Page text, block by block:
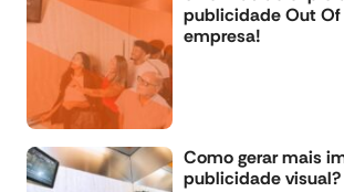
publicidade Out Of
empresa!
Como gerar mais
publicidade visual?